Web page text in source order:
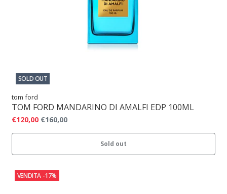
SOLD OUT
tom ford
TOM FORD MANDARINO DI AMALFI EDP 100ML
€120,00 €160,00
Sold out
VENDITA -17%